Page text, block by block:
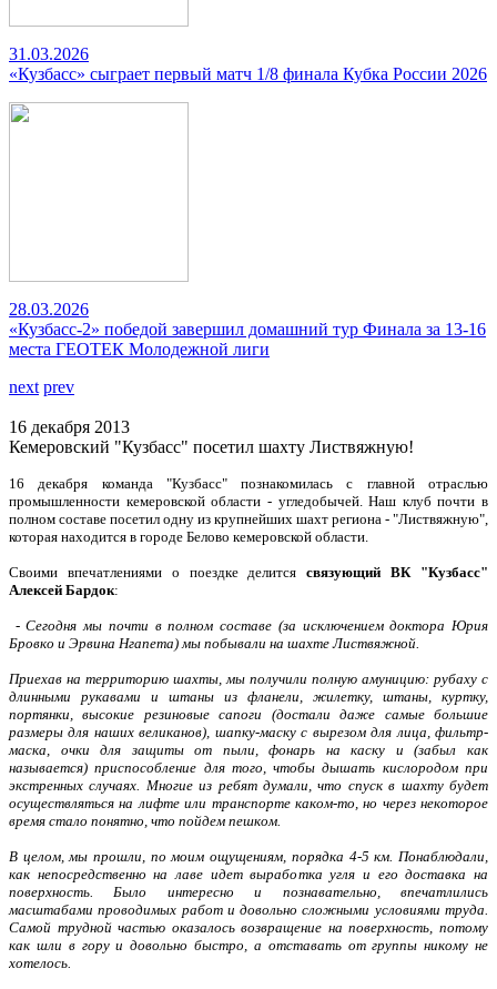
31.03.2026
«Кузбасс» сыграет первый матч 1/8 финала Кубка России 2026
28.03.2026
«Кузбасс-2» победой завершил домашний тур Финала за 13-16
места ГЕОТЕК Молодежной лиги
next prev
16 декабря 2013
Кемеровский "Кузбасс" посетил шахту Листвяжную!
16 декабря команда "Кузбасс" познакомилась с главной отраслью
промышленности кемеровской области - угледобычей. Наш клуб почти в
полном составе посетил одну из крупнейших шахт региона - "Листвяжную",
которая находится в городе Белово кемеровской области.
Своими впечатлениями о поездке делитсясвязующий ВК "Кузбасс"
Алексей Бардок:
- Сегодня мы почти в полном составе (за исключением доктора Юрия
Бровко и Эрвина Нгапета) мы побывали на шахте Листвяжной.
Приехав на территорию шахты, мы получили полную амуницию: рубаху с
длинными рукавами и штаны из фланели, жилетку, штаны, куртку,
портянки, высокие резиновые сапоги (достали даже самые большие
размеры для наших великанов), шапку-маску с вырезом для лица, фильтр-
маска, очки для защиты от пыли, фонарь на каску и (забыл как
называется) приспособление для того, чтобы дышать кислородом при
экстренных случаях. Многие из ребят думали, что спуск в шахту будет
осуществляться на лифте или транспорте каком-то, но через некоторое
время стало понятно, что пойдем пешком.
В целом, мы прошли, по моим ощущениям, порядка 4-5 км. Понаблюдали,
как непосредственно на лаве идет выработка угля и его доставка на
поверхность. Было интересно и познавательно, впечатлились
масштабами проводимых работ и довольно сложными условиями труда.
Самой трудной частью оказалось возвращение на поверхность, потому
как шли в гору и довольно быстро, а отставать от группы никому не
хотелось.